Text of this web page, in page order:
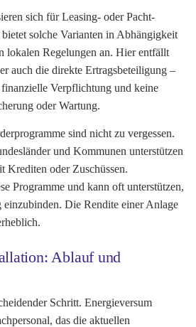
sich für Leasing- oder Pacht-
solche Varianten in Abhängigkeit
lokalen Regelungen an. Hier entfällt
auch die direkte Ertragsbeteiligung –
Verpflichtung und keine
oder Wartung.
sind nicht zu vergessen.
und Kommunen unterstützen
Krediten oder Zuschüssen.
Programme und kann oft unterstützen,
einzubinden. Die Rendite einer Anlage
Ablauf und
Schritt. Energieversum
das die aktuellen